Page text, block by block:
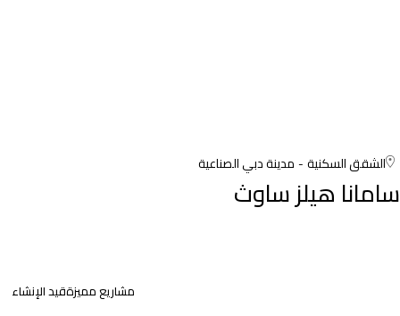
الشقق السكنية مدينة دبي الصناعية
سامانا هيلز ساوث
مشاريع مميزةقيد الإنشاء